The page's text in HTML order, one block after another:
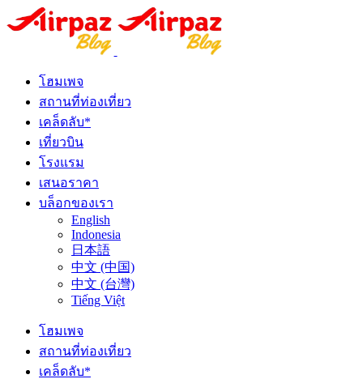
โฮมเพจ
สถานที่ท่องเที่ยว
เคล็ดลับ*
เที่ยวบิน
โรงแรม
เสนอราคา
บล็อกของเรา
English
Indonesia
日本語
中文 (中国)
中文 (台灣)
Tiếng Việt
โฮมเพจ
สถานที่ท่องเที่ยว
เคล็ดลับ*